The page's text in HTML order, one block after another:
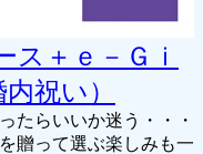
＋ｅ－Ｇｉ
祝い）
たらいいか迷う・・・
贈って選ぶ楽しみも一